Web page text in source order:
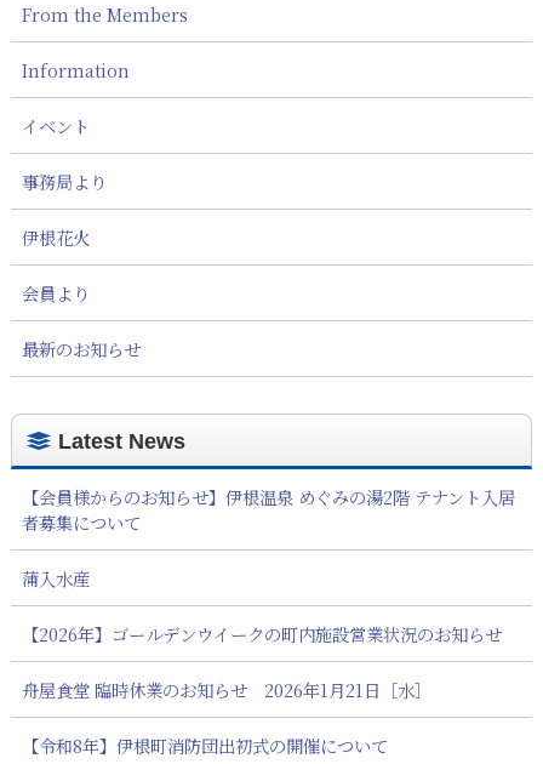
From the Members
Information
イベント
事務局より
伊根花火
会員より
最新のお知らせ
Latest News
【会員様からのお知らせ】伊根温泉 めぐみの湯2階 テナント入居
者募集について
蒲入水産
【2026年】ゴールデンウイークの町内施設営業状況のお知らせ
舟屋食堂 臨時休業のお知らせ 2026年1月21日［水］
【令和8年】伊根町消防団出初式の開催について